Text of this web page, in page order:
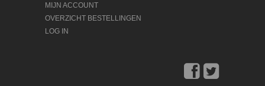
MIJN ACCOUNT
OVERZICHT BESTELLINGEN
LOG IN